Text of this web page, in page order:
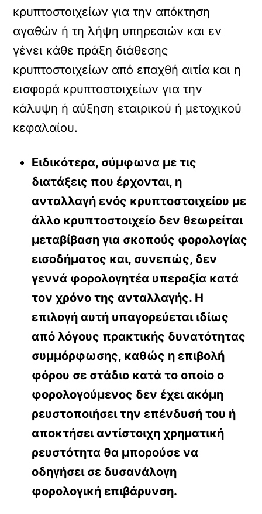
κρυπτοστοιχείων για την απόκτηση
αγαθών ή τη λήψη υπηρεσιών και εν
γένει κάθε πράξη διάθεσης
κρυπτοστοιχείων από επαχθή αιτία και η
εισφορά κρυπτοστοιχείων για την
κάλυψη ή αύξηση εταιρικού ή μετοχικού
κεφαλαίου.
Ειδικότερα, σύμφωνα με τις
διατάξεις που έρχονται, η
ανταλλαγή ενός κρυπτοστοιχείου με
άλλο κρυπτοστοιχείο δεν θεωρείται
μεταβίβαση για σκοπούς φορολογίας
εισοδήματος και, συνεπώς, δεν
γεννά φορολογητέα υπεραξία κατά
τον χρόνο της ανταλλαγής. Η
επιλογή αυτή υπαγορεύεται ιδίως
από λόγους πρακτικής δυνατότητας
συμμόρφωσης, καθώς η επιβολή
φόρου σε στάδιο κατά το οποίο ο
φορολογούμενος δεν έχει ακόμη
ρευστοποιήσει την επένδυσή του ή
αποκτήσει αντίστοιχη χρηματική
ρευστότητα θα μπορούσε να
οδηγήσει σε δυσανάλογη
φορολογική επιβάρυνση.